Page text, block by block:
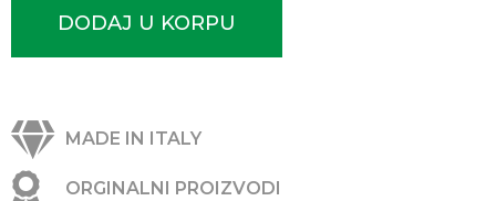
DODAJ U KORPU
MADE IN ITALY
ORGINALNI PROIZVODI